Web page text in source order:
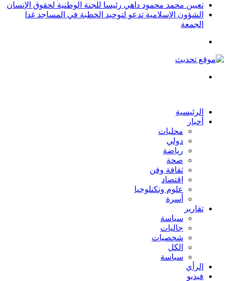
تعيين محمد محمود داهي رئيسا للجنة الوطنية لحقوق الإنسان
الشؤون الإسلامية تدعو لتوحيد الخطبة في المساجد غدا
الجمعة
الرئيسية
أخبار
محليات
دولي
رياضة
صحة
ثقافة وفن
اقتصاد
علوم وتكنلوجيا
أسرة
تقارير
سياسة
جاليات
شخصيات
الكل
سياسة
الرأي
فيديو